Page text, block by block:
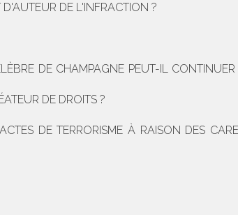
DE L'INFRACTION ?
DE CHAMPAGNE PEUT-IL
DE DROITS ?
DE TERRORISME À RAISON DES